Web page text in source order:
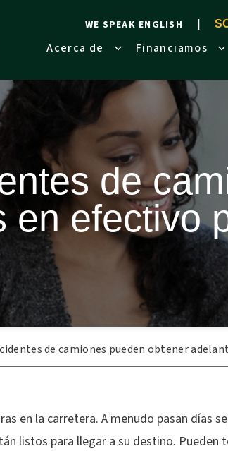
WE SPEAK ENGLISH
Acerca de Financiamos
de
en efectivo
de camiones pueden obtener
en la carretera. A menudo pasan días
listos para llegar a su destino. Pueden